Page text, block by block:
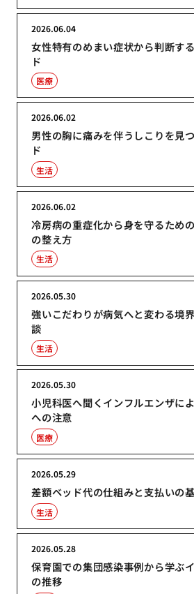
女性特有のめまい症状から判断す
ド
2026.06.04
医療
男性の胸に痛みを伴うしこりを見
ド
2026.06.02
生活
冷房病の重症化から身を守るため
の整え方
2026.06.02
生活
強いこだわりが病気へと変わる境
談
2026.05.30
生活
小児科医へ聞くインフルエンザに
への注意
2026.05.30
医療
差額ベッド代の仕組みと支払いの
2026.05.29
生活
保育園での集団感染事例から学ぶ
の推移
2026.05.28